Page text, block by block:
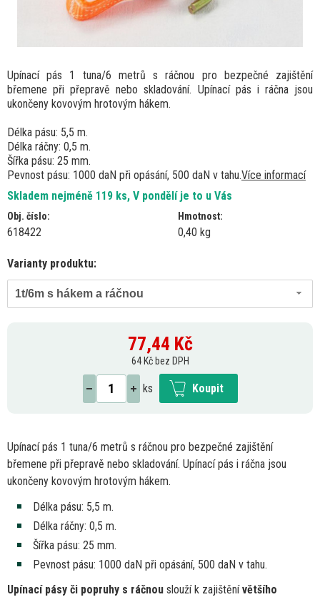
Upínací pás 1 tuna/6 metrů s ráčnou pro bezpečné zajištění
břemene při přepravě nebo skladování. Upínací pás i ráčna jsou
ukončeny kovovým hrotovým hákem.
Délka pásu: 5,5 m.
Délka ráčny: 0,5 m.
Šířka pásu: 25 mm.
Pevnost pásu: 1000 daN při opásání, 500 daN v tahu.Více informací
Skladem nejméně 119 ks, V pondělí je to u Vás
Obj. číslo:
618422
Hmotnost:
0,40 kg
Varianty produktu:
1t/6m s hákem a ráčnou
77,44 Kč
64 Kč bez DPH
ks Koupit
Upínací pás 1 tuna/6 metrů s ráčnou pro bezpečné zajištění
břemene při přepravě nebo skladování. Upínací pás i ráčna jsou
ukončeny kovovým hrotovým hákem.
Délka pásu: 5,5 m.
Délka ráčny: 0,5 m.
Šířka pásu: 25 mm.
Pevnost pásu: 1000 daN při opásání, 500 daN v tahu.
Upínací pásy či popruhy s ráčnou sloužík zajištěnívětšího